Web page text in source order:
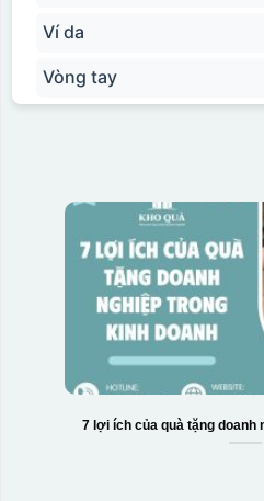
Ví da
Vòng tay
7 lợi ích của quà tặng doanh